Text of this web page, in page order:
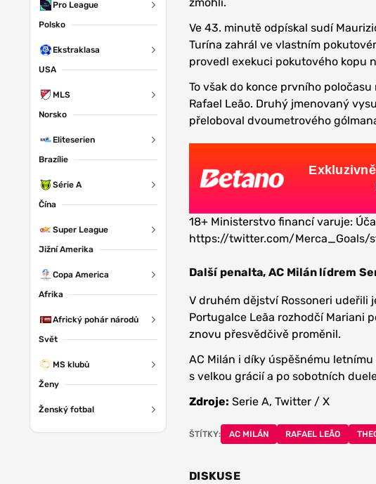
Pro League
Polsko
Ekstraklasa
USA
MLS
Norsko
Eliteserien
Brazílie
Série A
Čína
Super League
Jižní Amerika
Copa America
Afrika
Africký pohár národů
Svět
MS klubů
Ženy
Ženský fotbal
Ve 43. minutě odpískal sudí
Turína zahrál ve vlastním
provedl exekuci pokutového kopu
To však do konce prvního
Rafael Leão. Druhý jmenovaný
přeloboval dvoumetrového
18+ Ministerstvo financí varuje:
https://twitter.com/Merca_Goals/
Další penalta, AC Milán lídrem
V druhém dějství Rossoneri udeřili
Portugalce Leãa rozhodčí Mariani
znovu přesvědčivě proměnil.
AC Milán i díky úspěšnému
s velkou grácií a po sobotních
Zdroje: Serie A, Twitter / X
ŠTÍTKY: AC MILÁN RAFAEL LEÃO
DISKUSE